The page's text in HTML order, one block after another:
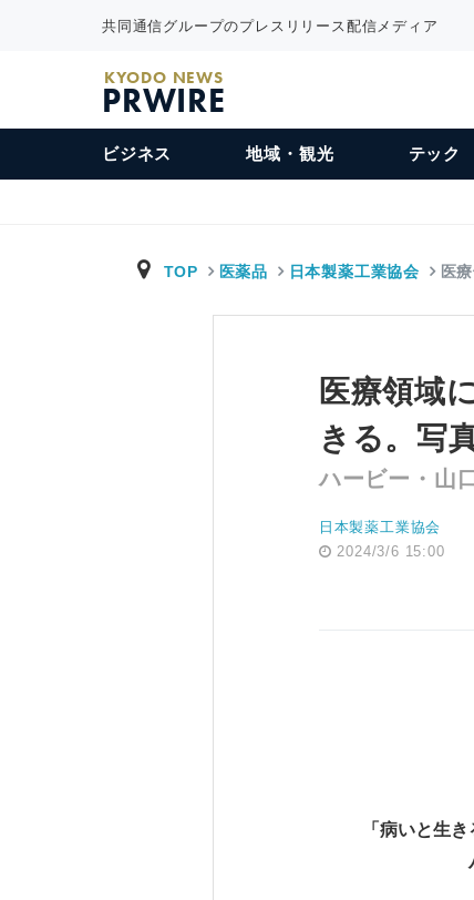
共同通信グループのプレスリリース配信メディア
KYODO NEWS
PRWIRE
ビジネス 地域・観光 テック
TOP 医薬品 日本製薬工業協会 医
医療領域
きる。写
ハービー・山
日本製薬工業協会
2024/3/6 15:00
「病いと生